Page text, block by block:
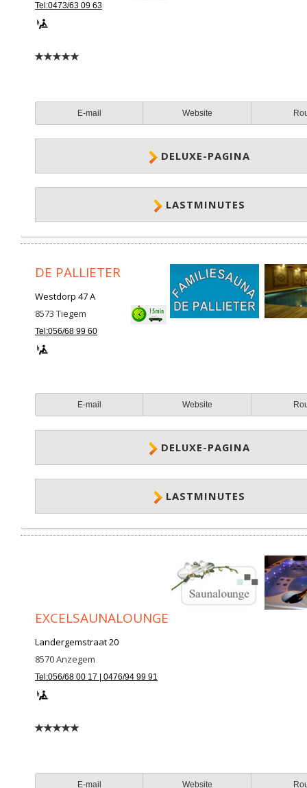
Tel:0473/63 09 63
E-mail Website
DELUXE-PAGINA
LASTMINUTES
DE PALLIETER
Westdorp 47 A
8573 Tiegem
Tel:056/68 99 60
E-mail Website
DELUXE-PAGINA
LASTMINUTES
EXCELSAUNALOUNGE
Landergemstraat 20
8570Anzegem
Tel:056/68 00 17 | 0476/94 99 91
E-mail Website